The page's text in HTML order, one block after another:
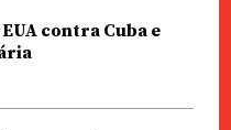
contra Cuba e